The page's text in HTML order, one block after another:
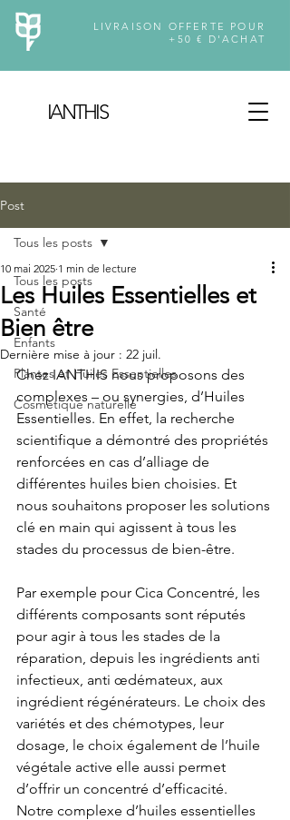
LIVRAISON OFFERTE POUR
+50 € D'ACHAT
IANTHIS
Post
Tous les posts
Santé
Enfants
Plantes et Huiles Essentielles
Cosmétique naturelle
Tous les posts
Les Huiles Essentielles et
Bien être
10 mai 2025 1 min de lecture
Dernière mise à jour : 22 juil.
Chez IANTHIS nous proposons des
complexes – ou synergies, d’Huiles
Essentielles. En effet, la recherche
scientifique a démontré des propriétés
renforcées en cas d’alliage de
différentes huiles bien choisies. Et
nous souhaitons proposer les solutions
clé en main qui agissent à tous les
stades du processus de bien-être.
Par exemple pour Cica Concentré, les
différents composants sont réputés
pour agir à tous les stades de la
réparation, depuis les ingrédients anti
infectieux, anti œdémateux, aux
ingrédient régénérateurs. Le choix des
variétés et des chémotypes, leur
dosage, le choix également de l’huile
végétale active elle aussi permet
d’offrir un concentré d’efficacité.
Notre complexe d’huiles essentielles